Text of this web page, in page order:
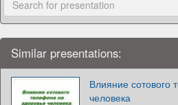
Similar presentations:
Влияние сотового
человека